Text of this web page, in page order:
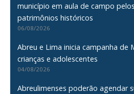
município em aula de campo
patrimônios históricos
06/08/2026
Abreu e Lima inicia campanha de
crianças e adolescentes
04/08/2026
Abreulimenses poderão agendar